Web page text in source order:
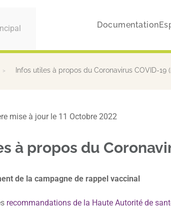
Documentation
Infos utiles à propos du Coronavirus COVID-19
mise à jour le 11 Octobre 2022
à propos du
de la campagne de rappel vaccinal
recommandations de la Haute Autorité de